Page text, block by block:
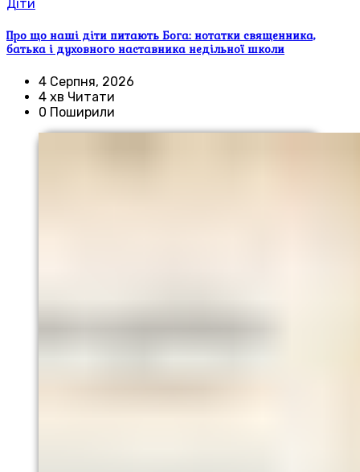
Діти
Про що наші діти питають Бога: нотатки священника,
батька і духовного наставника недільної школи
4 Серпня, 2026
4 хв Читати
0 Поширили